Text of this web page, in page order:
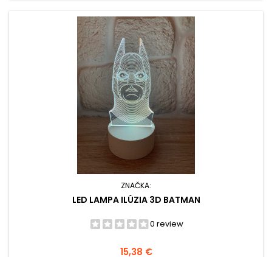
ZNAČKA:
LED LAMPA ILÚZIA 3D BATMAN
0 review
Cena
15,38 €